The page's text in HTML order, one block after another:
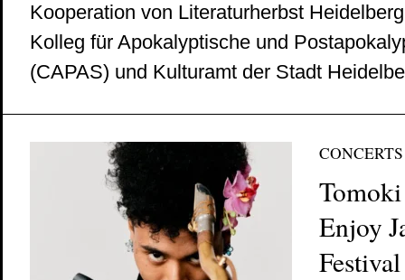
Kooperation von Literaturherbst
Kolleg für Apokalyptische und
(CAPAS) und Kulturamt der Stadt
CONCERTS
Tomoki
Enjoy
Festival